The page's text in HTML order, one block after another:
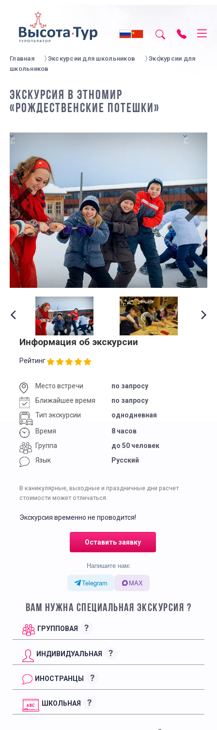
Главная Экскурсии для школьников
Экскурсии для
школьников
ЭКСКУРСИЯ В ЭТНОМИР
«РОЖДЕСТВЕНСКИЕ ПОТЕШКИ»
Информация об экскурсии
Рейтинг
Место встречи
по запросу
Ближайшее время
по запросу
Тип экскурсии
однодневная
Время
8 часов
Группа
до 50 человек
Язык
Русский
В каникулярные, выходные и праздничные дни расчет
стоимости может отличаться.
Экскурсия временно не проводится!
Оставить заявку
Напишите нам:
Telegram
MAX
ВАМ НУЖНА СПЕЦИАЛЬНАЯ ЭКСКУРСИЯ ?
ГРУППОВАЯ ?
ИНДИВИДУАЛЬНАЯ ?
ИНОСТРАНЦЫ ?
ШКОЛЬНАЯ ?